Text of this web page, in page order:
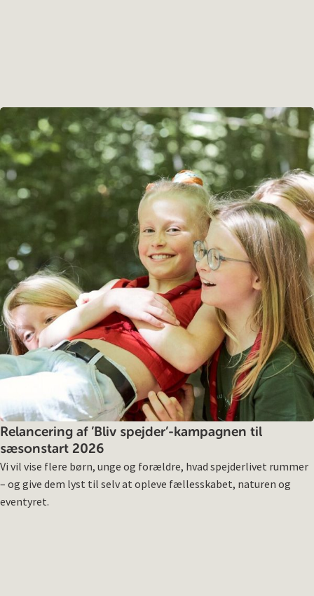
Relancering af ’Bliv spejder’-kampagnen til
sæsonstart 2026
Vi vil vise flere børn, unge og forældre, hvad spejderlivet rummer
– og give dem lyst til selv at opleve fællesskabet, naturen og
eventyret.